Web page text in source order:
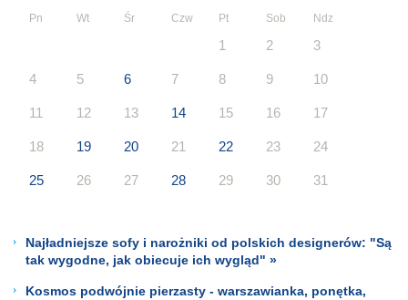
Pn Wt Śr Czw Pt Sob Ndz
1 2 3
4 5 6 7 8 9 10
11 12 13 14 15 16 17
18 19 20 21 22 23 24
25 26 27 28 29 30 31
Najładniejsze sofy i narożniki od polskich designerów: "Są
tak wygodne, jak obiecuje ich wygląd" »
Kosmos podwójnie pierzasty - warszawianka, ponętka,